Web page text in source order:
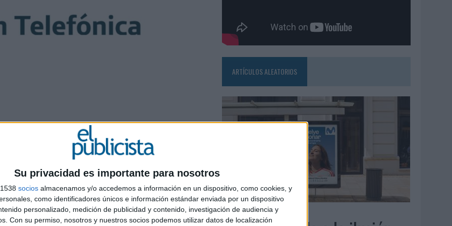
Su privacidad es importante para nosotros
socios almacenamos y/o accedemos a información en un dispositivo, como cookies, y
como identificadores únicos e información estándar enviada por un dispositivo
personalizado, medición de publicidad y contenido, investigación de audiencia y
Con su permiso, nosotros y nuestros socios podemos utilizar datos de localización
SPAIN PARA SAMSUNG ELECTRONICS IBERIA
francés será la principal agencia creativa
de Publicis España. La agencia ha sido elegida
Telefónica tras el concurso convocado el
un área más a incluir en el entorno de
con este anunciante, al que ya presta servicio
ARTÍCULOS ALEATORIOS
03/08/2026